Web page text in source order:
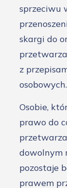
sprzeciwu
skargi do
z
osobowych.
Osobie,
prawo do
dowolnym
pozostaje
prawem